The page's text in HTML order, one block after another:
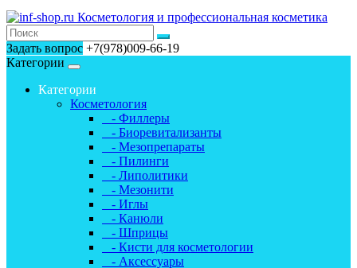
Задать вопрос +7(978)009-66-19
Категории
Категории
Косметология
- Филлеры
- Биоревитализанты
- Мезопрепараты
- Пилинги
- Липолитики
- Мезонити
- Иглы
- Канюли
- Шприцы
- Кисти для косметологии
- Аксессуары